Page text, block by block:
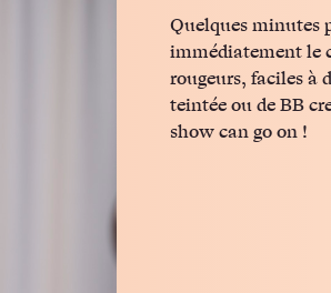
Quelques minutes
immédiatement le
rougeurs, faciles à
teintée ou de BB
show can go on !